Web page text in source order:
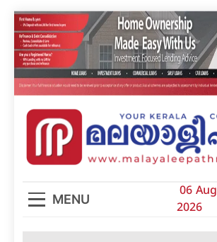
Skip
to
content
മലയാളിപത്രം
MENU
06 Aug
2026